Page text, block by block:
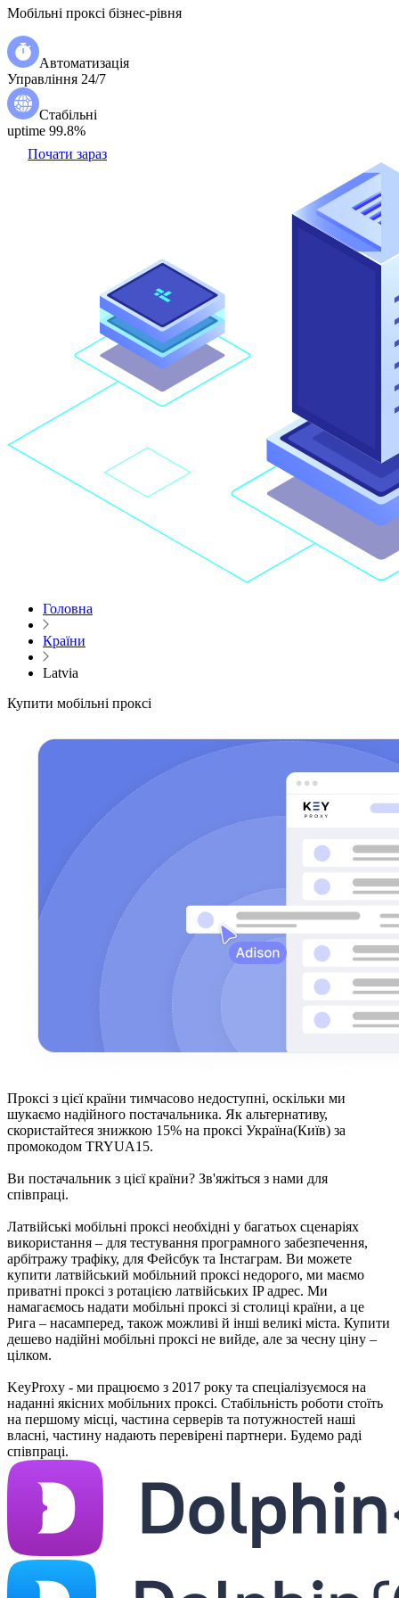
Мобільні проксі бізнес-рівня
Автоматизація
Управління 24/7
Стабільні
uptime 99.8%
Почати зараз
Головна
Країни
Latvia
Купити мобільні проксі
Проксі з цієї країни тимчасово недоступні, оскільки ми
шукаємо надійного постачальника. Як альтернативу,
скористайтеся знижкою 15% на проксі Україна(Київ) за
промокодом TRYUA15.
Ви постачальник з цієї країни? Зв'яжіться з нами для
співпраці.
Латвійські мобільні проксі необхідні у багатьох сценаріях
використання – для тестування програмного забезпечення,
арбітражу трафіку, для Фейсбук та Інстаграм. Ви можете
купити латвійський мобільний проксі недорого, ми маємо
приватні проксі з ротацією латвійських IP адрес. Ми
намагаємось надати мобільні проксі зі столиці країни, а це
Рига – насамперед, також можливі й інші великі міста. Купити
дешево надійні мобільні проксі не вийде, але за чесну ціну –
цілком.
KeyProxy - ми працюємо з 2017 року та спеціалізуємося на
наданні якісних мобільних проксі. Стабільність роботи стоїть
на першому місці, частина серверів та потужностей наші
власні, частину надають перевірені партнери. Будемо раді
співпраці.